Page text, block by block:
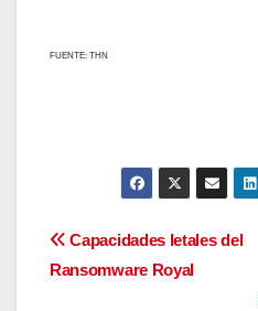
FUENTE: THN
Navegación
Capacidades letales del
Ransomware Royal